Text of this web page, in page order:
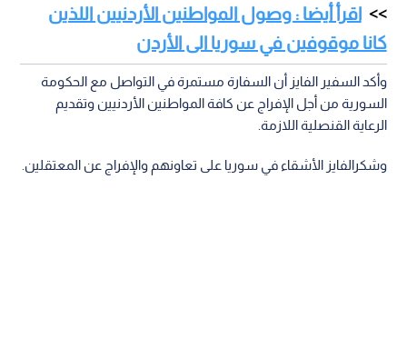
اقرأ أيضا : وصول المواطنين الأردنيين اللذين
كانا موقوفين في سوريا الى الأردن
وأكد السفير الفايز أن السفارة مستمرة في التواصل مع الحكومة
السورية من أجل الإفراج عن كافة المواطنين الأردنيين وتقديم
الرعاية القنصلية اللازمة.
وشكرالفايز الأشقاء في سوريا على تعاونهم والإفراج عن المعتقلين.